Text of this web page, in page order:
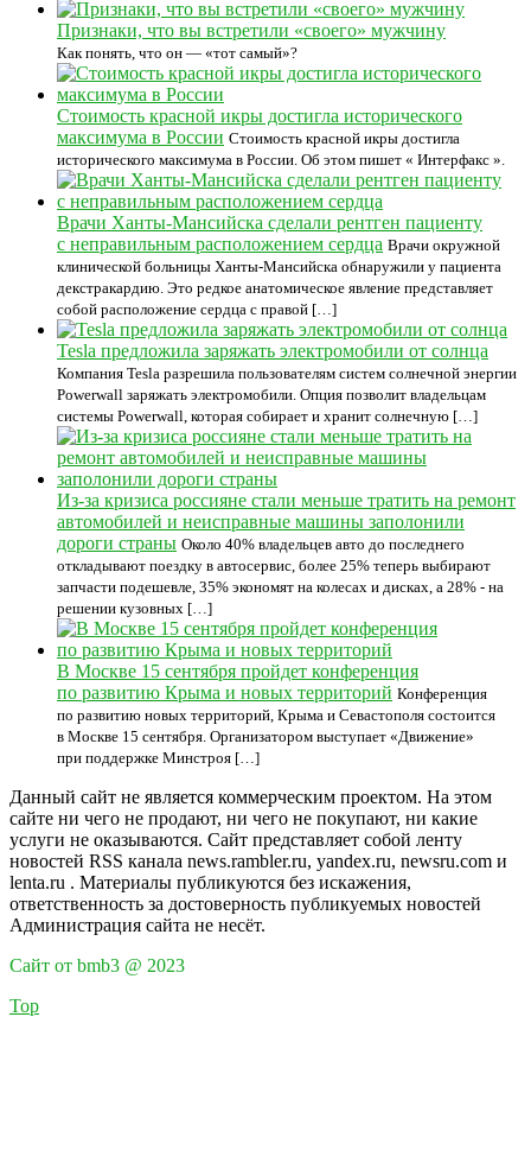
Признаки, что вы встретили «своего» мужчину
Как понять, что он — «тот самый»?
Стоимость красной икры достигла исторического
максимума в России Стоимость красной икры достигла
исторического максимума в России. Об этом пишет « Интерфакс ».
Врачи Ханты-Мансийска сделали рентген пациенту
с неправильным расположением сердца Врачи окружной
клинической больницы Ханты-Мансийска обнаружили у пациента
декстракардию. Это редкое анатомическое явление представляет
собой расположение сердца с правой […]
Tesla предложила заряжать электромобили от солнца
Компания Tesla разрешила пользователям систем солнечной энергии
Powerwall заряжать электромобили. Опция позволит владельцам
системы Powerwall, которая собирает и хранит солнечную […]
Из-за кризиса россияне стали меньше тратить на ремонт
автомобилей и неисправные машины заполонили
дороги страны Около 40% владельцев авто до последнего
откладывают поездку в автосервис, более 25% теперь выбирают
запчасти подешевле, 35% экономят на колесах и дисках, а 28% - на
решении кузовных […]
В Москве 15 сентября пройдет конференция
по развитию Крыма и новых территорий Конференция
по развитию новых территорий, Крыма и Севастополя состоится
в Москве 15 сентября. Организатором выступает «Движение»
при поддержке Минстроя […]
Данный сайт не является коммерческим проектом. На этом
сайте ни чего не продают, ни чего не покупают, ни какие
услуги не оказываются. Сайт представляет собой ленту
новостей RSS канала news.rambler.ru, yandex.ru, newsru.com и
lenta.ru . Материалы публикуются без искажения,
ответственность за достоверность публикуемых новостей
Администрация сайта не несёт.
Сайт от bmb3 @ 2023
Top